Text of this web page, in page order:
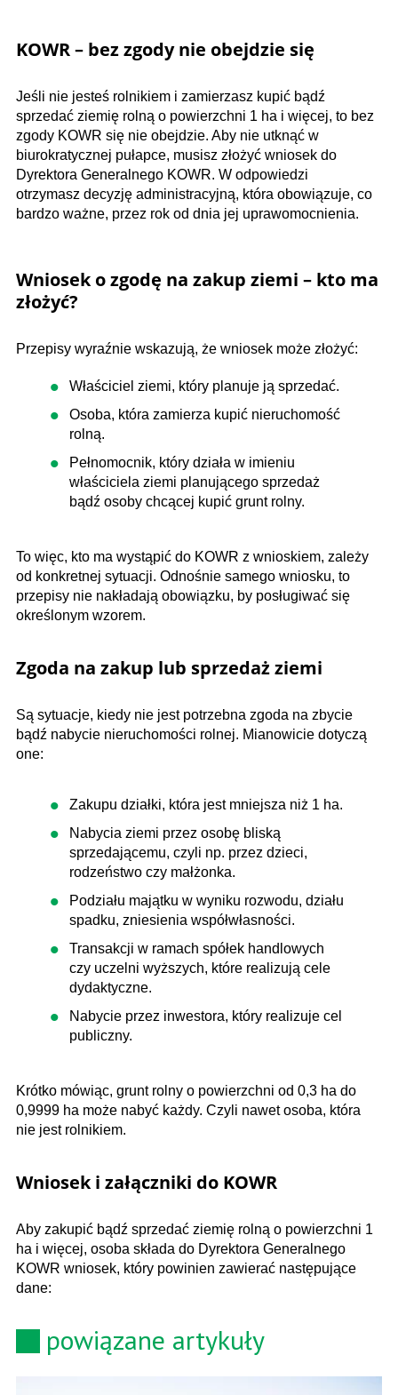
KOWR – bez zgody nie obejdzie się
Jeśli nie jesteś rolnikiem i zamierzasz kupić bądź
sprzedać ziemię rolną o powierzchni 1 ha i więcej, to bez
zgody KOWR się nie obejdzie. Aby nie utknąć w
biurokratycznej pułapce, musisz złożyć wniosek do
Dyrektora Generalnego KOWR. W odpowiedzi
otrzymasz decyzję administracyjną, która obowiązuje, co
bardzo ważne, przez rok od dnia jej uprawomocnienia.
Wniosek o zgodę na zakup ziemi – kto ma
złożyć?
Przepisy wyraźnie wskazują, że wniosek może złożyć:
Właściciel ziemi, który planuje ją sprzedać.
Osoba, która zamierza kupić nieruchomość
rolną.
Pełnomocnik, który działa w imieniu
właściciela ziemi planującego sprzedaż
bądź osoby chcącej kupić grunt rolny.
To więc, kto ma wystąpić do KOWR z wnioskiem, zależy
od konkretnej sytuacji. Odnośnie samego wniosku, to
przepisy nie nakładają obowiązku, by posługiwać się
określonym wzorem.
Zgoda na zakup lub sprzedaż ziemi
Są sytuacje, kiedy nie jest potrzebna zgoda na zbycie
bądź nabycie nieruchomości rolnej. Mianowicie dotyczą
one:
Zakupu działki, która jest mniejsza niż 1 ha.
Nabycia ziemi przez osobę bliską
sprzedającemu, czyli np. przez dzieci,
rodzeństwo czy małżonka.
Podziału majątku w wyniku rozwodu, działu
spadku, zniesienia współwłasności.
Transakcji w ramach spółek handlowych
czy uczelni wyższych, które realizują cele
dydaktyczne.
Nabycie przez inwestora, który realizuje cel
publiczny.
Krótko mówiąc, grunt rolny o powierzchni od 0,3 ha do
0,9999 ha może nabyć każdy. Czyli nawet osoba, która
nie jest rolnikiem.
Wniosek i załączniki do KOWR
Aby zakupić bądź sprzedać ziemię rolną o powierzchni 1
ha i więcej, osoba składa do Dyrektora Generalnego
KOWR wniosek, który powinien zawierać następujące
dane:
powiązane artykuły